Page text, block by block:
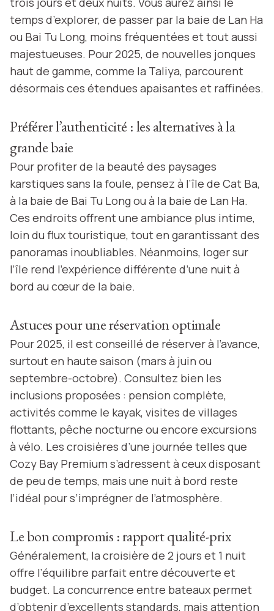
temps d’explorer, de passer par la baie de Lan Ha
ou Bai Tu Long, moins fréquentées et tout aussi
majestueuses. Pour 2025, de nouvelles jonques
haut de gamme, comme la Taliya, parcourent
désormais ces étendues apaisantes et raffinées.
Préférer l’authenticité : les alternatives à la
grande baie
Pour profiter de la beauté des paysages
karstiques sans la foule, pensez à l’île de Cat Ba,
à la baie de Bai Tu Long ou à la baie de Lan Ha.
Ces endroits offrent une ambiance plus intime,
loin du flux touristique, tout en garantissant des
panoramas inoubliables. Néanmoins, loger sur
l’île rend l’expérience différente d’une nuit à
bord au cœur de la baie.
Astuces pour une réservation optimale
Pour 2025, il est conseillé de réserver à l’avance,
surtout en haute saison (mars à juin ou
septembre-octobre). Consultez bien les
inclusions proposées : pension complète,
activités comme le kayak, visites de villages
flottants, pêche nocturne ou encore excursions
à vélo. Les croisières d’une journée telles que
Cozy Bay Premium s’adressent à ceux disposant
de peu de temps, mais une nuit à bord reste
l’idéal pour s’imprégner de l’atmosphère.
Le bon compromis : rapport qualité-prix
Généralement, la croisière de 2 jours et 1 nuit
offre l’équilibre parfait entre découverte et
budget. La concurrence entre bateaux permet
d’obtenir d’excellents standards, mais attention